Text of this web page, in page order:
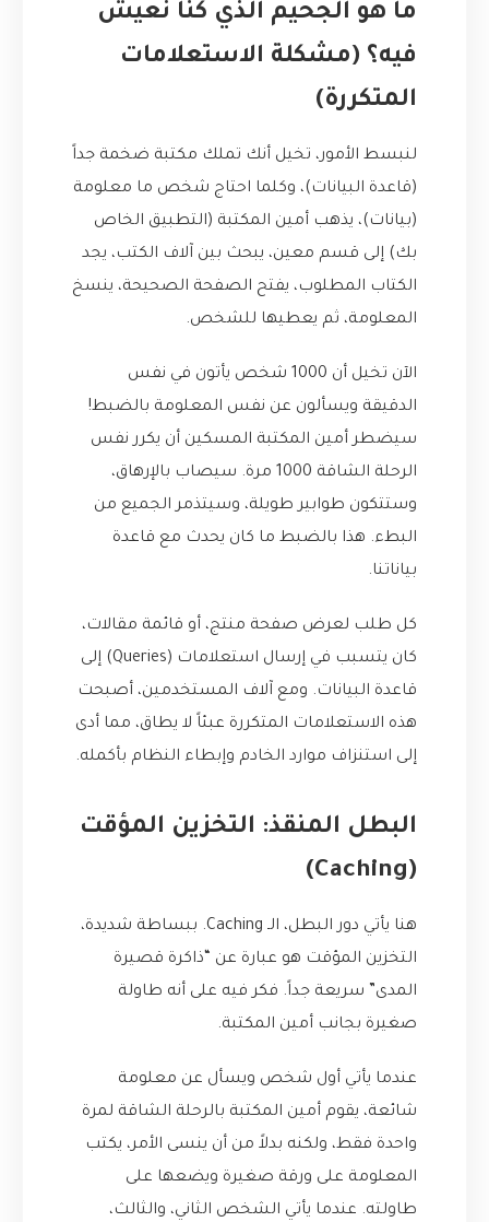
ما هو الجحيم الذي كنا نعيش
فيه؟ (مشكلة الاستعلامات
المتكررة)
لنبسط الأمور، تخيل أنك تملك مكتبة ضخمة جداً
(قاعدة البيانات)، وكلما احتاج شخص ما معلومة
(بيانات)، يذهب أمين المكتبة (التطبيق الخاص
بك) إلى قسم معين، يبحث بين آلاف الكتب، يجد
الكتاب المطلوب، يفتح الصفحة الصحيحة، ينسخ
المعلومة، ثم يعطيها للشخص.
الآن تخيل أن 1000 شخص يأتون في نفس
الدقيقة ويسألون عن نفس المعلومة بالضبط!
سيضطر أمين المكتبة المسكين أن يكرر نفس
الرحلة الشاقة 1000 مرة. سيصاب بالإرهاق،
وستتكون طوابير طويلة، وسيتذمر الجميع من
البطء. هذا بالضبط ما كان يحدث مع قاعدة
بياناتنا.
كل طلب لعرض صفحة منتج، أو قائمة مقالات،
كان يتسبب في إرسال استعلامات (Queries) إلى
قاعدة البيانات. ومع آلاف المستخدمين، أصبحت
هذه الاستعلامات المتكررة عبئاً لا يطاق، مما أدى
إلى استنزاف موارد الخادم وإبطاء النظام بأكمله.
البطل المنقذ: التخزين المؤقت
(Caching)
هنا يأتي دور البطل، الـ Caching. ببساطة شديدة،
التخزين المؤقت هو عبارة عن “ذاكرة قصيرة
المدى” سريعة جداً. فكر فيه على أنه طاولة
صغيرة بجانب أمين المكتبة.
عندما يأتي أول شخص ويسأل عن معلومة
شائعة، يقوم أمين المكتبة بالرحلة الشاقة لمرة
واحدة فقط، ولكنه بدلاً من أن ينسى الأمر، يكتب
المعلومة على ورقة صغيرة ويضعها على
طاولته. عندما يأتي الشخص الثاني، والثالث،